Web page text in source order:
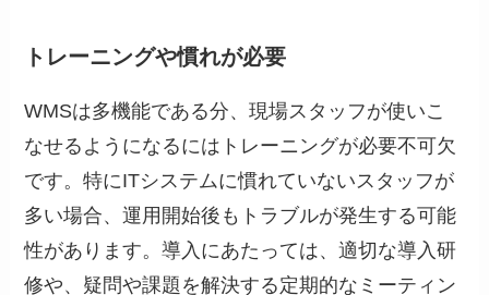
トレーニングや慣れが必要
WMSは多機能である分、現場スタッフが使いこ
なせるようになるにはトレーニングが必要不可欠
です。特にITシステムに慣れていないスタッフが
多い場合、運用開始後もトラブルが発生する可能
性があります。導入にあたっては、適切な導入研
修や、疑問や課題を解決する定期的なミーティン